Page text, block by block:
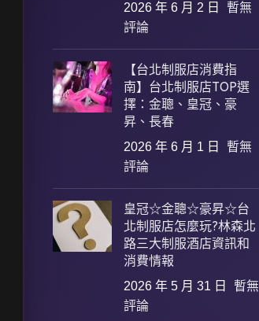
2026 年 6 月 2 日
暫無
評論
【台北制服店消費指
南】台北制服店TOP選
擇：金聰、皇冠、豪
昇、長春
2026 年 6 月 1 日
暫無
評論
皇冠☆金聰☆豪昇☆台
北制服店怎麼玩?林森北
路三大制服酒店資訊和
消費情報
2026 年 5 月 31 日
暫無
評論